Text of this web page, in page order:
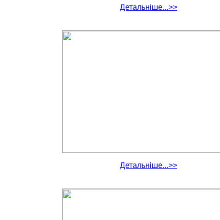
Детальніше...>>
Детальніше...>>